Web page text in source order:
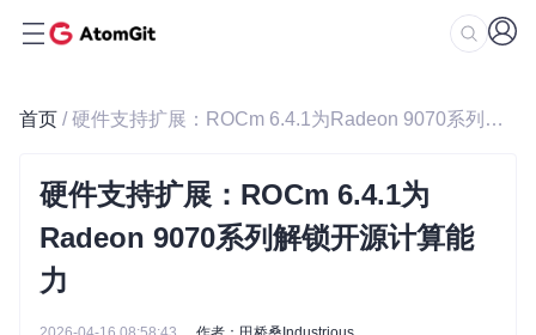
首页 / 硬件支持扩展：ROCm 6.4.1为Radeon 9070系列解锁开源计算能力
硬件支持扩展：ROCm 6.4.1为
Radeon 9070系列解锁开源计算能
力